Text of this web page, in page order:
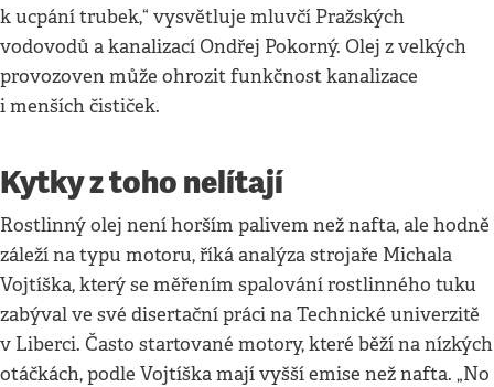
k ucpání trubek,“ vysvětluje mluvčí Pražských
vodovodů a kanalizací Ondřej Pokorný. Olej z velkých
provozoven může ohrozit funkčnost kanalizace
i menších čističek.
Kytky z toho nelítají
Rostlinný olej není horším palivem než nafta, ale hodně
záleží na typu motoru, říká analýza strojaře Michala
Vojtíška, který se měřením spalování rostlinného tuku
zabýval ve své disertační práci na Technické univerzitě
v Liberci. Často startované motory, které běží na nízkých
otáčkách, podle Vojtíška mají vyšší emise než nafta. „No